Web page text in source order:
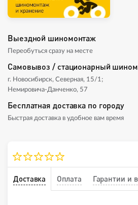
Выездной шиномонтаж
Переобуться сразу на месте
Самовывоз / стационарный
г. Новосибирск, Северная, 15/1;
Немировича-Данченко, 57
Бесплатная доставка по городу
Быстрая доставка в удобное вам время
Доставка Оплата Гарантии и